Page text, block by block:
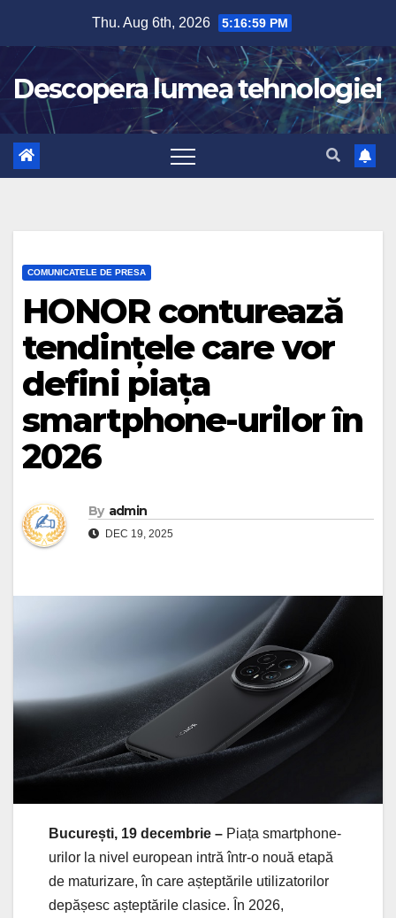
content
Thu. Aug 6th, 2026 5:17:00 PM
Descopera lumea tehnologiei
COMUNICATELE DE PRESA
HONOR conturează
tendințele care vor
defini piața
smartphone-urilor în
2026
By admin
DEC 19, 2025
București, 19 decembrie – Piața smartphone-
urilor la nivel european intră într-o nouă etapă
de maturizare, în care așteptările utilizatorilor
depășesc așteptările clasice. În 2026,